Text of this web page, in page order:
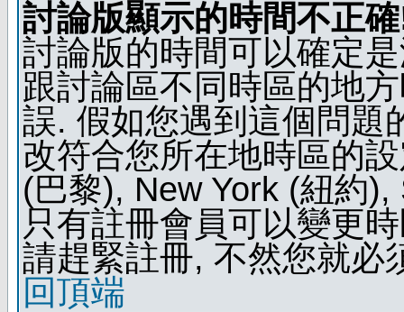
討論版顯示的時間不正
討論版的時間可以確定
跟討論區不同時區的地
誤. 假如您遇到這個問題
改符合您所在地時區的
(巴黎), New York (紐約
只有註冊會員可以變更
請趕緊註冊, 不然您就必
回頂端